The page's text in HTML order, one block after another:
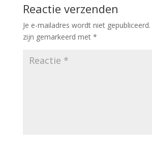
Reactie verzenden
Je e-mailadres wordt niet gepubliceerd.
zijn gemarkeerd met *